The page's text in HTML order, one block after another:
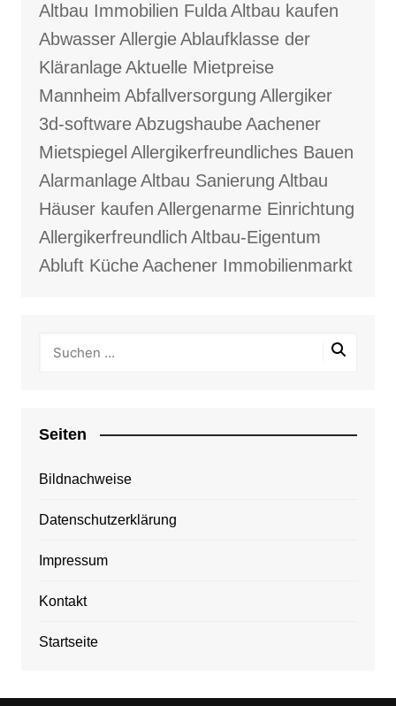
Altbau Immobilien FuldaAltbau kaufen
AbwasserAllergieAblaufklasse der
KläranlageAktuelle Mietpreise
Mannheim Abfallversorgung Allergiker
3d-softwareAbzugshaubeAachener
Mietspiegel Allergikerfreundliches Bauen
AlarmanlageAltbau Sanierung Altbau
Häuser kaufen Allergenarme Einrichtung
Allergikerfreundlich Altbau-Eigentum
Abluft KücheAachener Immobilienmarkt
Seiten
Bildnachweise
Datenschutzerklärung
Impressum
Kontakt
Startseite